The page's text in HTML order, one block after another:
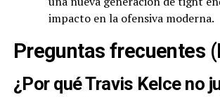
impacto en la ofensiva moderna.
Preguntas frecuentes
¿Por qué Travis Kelce no